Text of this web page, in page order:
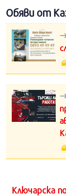
Обяви от
Kлючарска